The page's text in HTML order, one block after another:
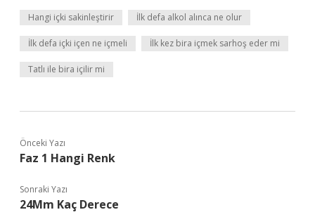
Hangi içki sakinleştirir İlk defa alkol alınca ne olur
İlk defa içki içen ne içmeli İlk kez bira içmek sarhoş eder mi
Tatlı ile bira içilir mi
Önceki Yazı
Faz 1 Hangi Renk
Sonraki Yazı
24Mm Kaç Derece